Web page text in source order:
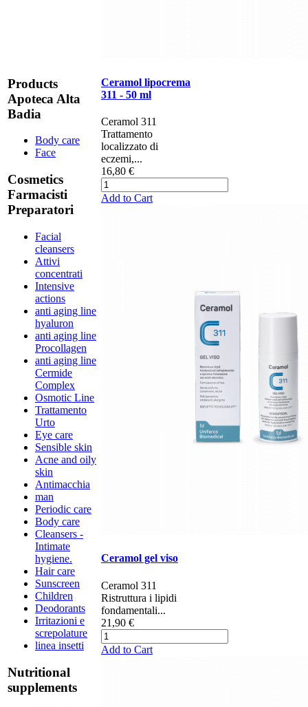
Products
Apoteca Alta
Badia
Body care
Face
Cosmetics
Farmacisti
Preparatori
Facial
cleansers
Attivi
concentrati
Intensive
actions
anti aging line
hyaluron
anti aging line
Procollagen
anti aging line
Cermide
Complex
Osmotic Line
Trattamento
Urto
Eye care
Sensible skin
Acne and oily
skin
Antimacchia
man
Periodic care
Body care
Cleansers -
Intimate
hygiene.
Hair care
Sunscreen
Children
Deodorants
Irritazioni e
screpolature
linea insetti
Nutritional
supplements
Ceramol lipocrema
311 - 50 ml
Ceramol 311
Trattamento
localizzato di
eczemi,...
16,80 €
Add to Cart
Ceramol gel viso
Ceramol 311 ​​​
Ristruttura i lipidi
fondamentali...
21,90 €
Add to Cart